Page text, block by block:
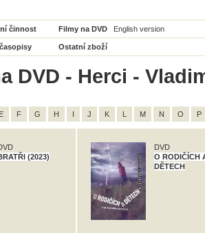
činnost Filmy na DVD English version
Ostatní zboží
DVD - Herci -
E F G H I J K L M N O P
(2023)
DVD
O RODIČÍCH
DĚTECH